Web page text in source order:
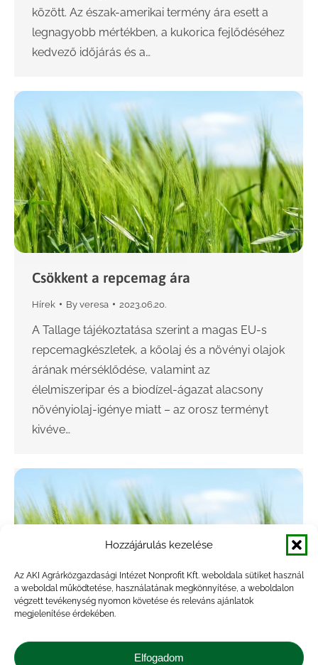
Hozzájárulás kezelése
Az AKI Agrárközgazdasági Intézet Nonprofit Kft. weboldala sütiket használ
a weboldal működtetése, használatának megkönnyítése, a weboldalon
végzett tevékenység nyomon követése és releváns ajánlatok
megjelenítése érdekében.
Elfogadom
között. Az észak-amerikai termény ára esett a
legnagyobb mértékben, a kukorica fejlődéséhez
kedvező időjárás és a…
Csökkent a repcemag ára
Hírek By veresa 2023.06.20.
A Tallage tájékoztatása szerint a magas EU-s
repcemagkészletek, a kőolaj és a növényi olajok
árának mérséklődése, valamint az
élelmiszeripar és a biodízel-ágazat alacsony
növényiolaj-igénye miatt – az orosz terményt
kivéve…
Tovább csökkent a búza világpiaci ára